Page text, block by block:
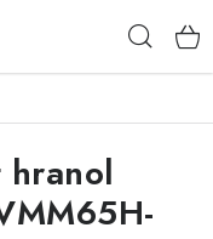
hranol